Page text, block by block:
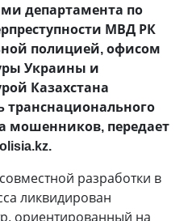
департамента по
МВД РК
полицией, офисом
Украины и
Казахстана
транснационального
мошенников, передает
разработки в
ликвидирован
ориентированный на